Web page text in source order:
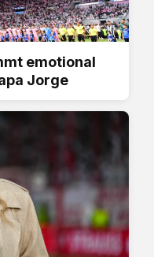
emotional
Jorge